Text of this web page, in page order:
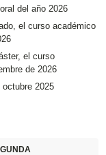
del año 2026
el curso académico
el curso
de 2026
2025